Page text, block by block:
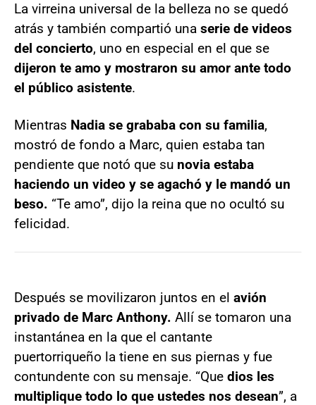
La virreina universal de la belleza no se quedó
atrás y también compartió una serie de videos
del concierto, uno en especial en el que se
dijeron te amo y mostraron su amor ante todo
el público asistente.
Mientras Nadia se grababa con su familia,
mostró de fondo a Marc, quien estaba tan
pendiente que notó que su novia estaba
haciendo un video y se agachó y le mandó un
beso. “Te amo”, dijo la reina que no ocultó su
felicidad.
Después se movilizaron juntos en el avión
privado de Marc Anthony. Allí se tomaron una
instantánea en la que el cantante
puertorriqueño la tiene en sus piernas y fue
contundente con su mensaje. “Que dios les
multiplique todo lo que ustedes nos desean”, a